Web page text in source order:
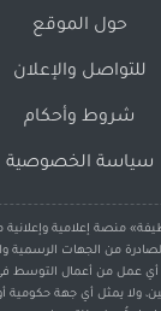
حول الموقع
للتواصل والإعلان
شروط وأحكام
سياسة الخصوصية
منصة إعلامية
الصادرة من الجهات
أي عمل من أعمال التوسط
ولا يمثل أي جهة حكومية